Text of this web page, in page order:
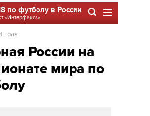
по футболу в России
«Интерфакса»
года
России на
мира по